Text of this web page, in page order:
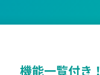
機能一覧付き！